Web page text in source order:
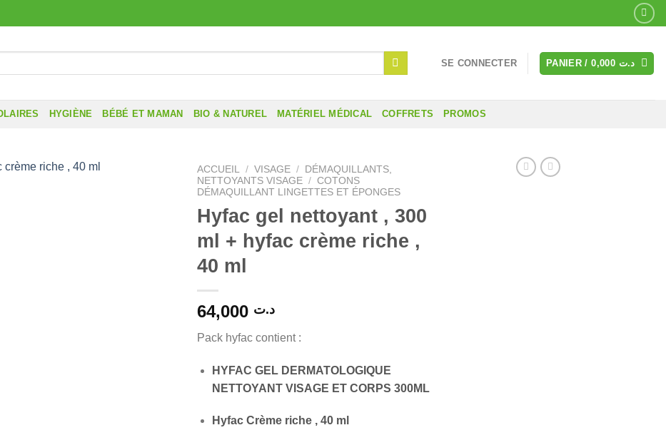
SE CONNECTER PANIER / د.ت
HYGIÈNE BÉBÉ ET MAMAN BIO & NATUREL MATÉRIEL MÉDICAL COFFRETS PROMOS
ACCUEIL / VISAGE /
DÉMAQUILLANTS,
NETTOYANTS VISAGE / COTONS
DÉMAQUILLANT LINGETTES ET ÉPONGES
Hyfac gel nettoyant , 300
ml + hyfac crème riche ,
40 ml
د.ت
Pack hyfac contient :
HYFAC GEL DERMATOLOGIQUE
NETTOYANT VISAGE ET CORPS 300ML
Hyfac Crème riche , 40 ml